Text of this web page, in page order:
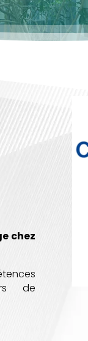
chez
de